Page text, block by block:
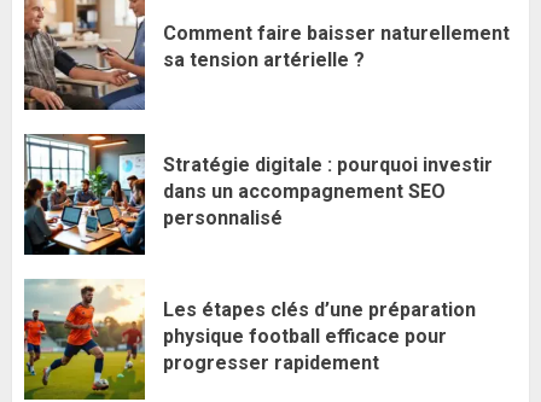
Comment faire baisser naturellement
sa tension artérielle ?
Stratégie digitale : pourquoi investir
dans un accompagnement SEO
personnalisé
Les étapes clés d’une préparation
physique football efficace pour
progresser rapidement